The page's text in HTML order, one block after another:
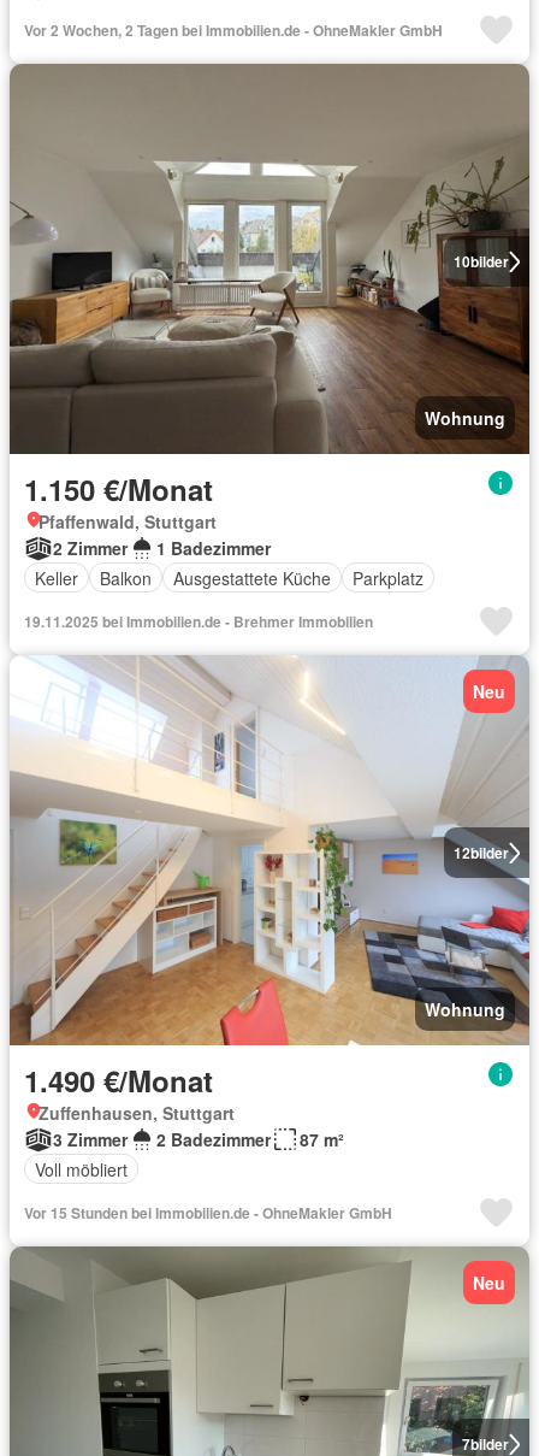
Vor 2 Wochen, 2 Tagen bei Immobilien.de - OhneMakler GmbH
10bilder
Wohnung
1.150 €/Monat
Pfaffenwald, Stuttgart
2 Zimmer
1 Badezimmer
Keller
Balkon Ausgestattete Küche Parkplatz
19.11.2025 bei Immobilien.de - Brehmer Immobilien
12bilder
Neu
Wohnung
1.490 €/Monat
Zuffenhausen, Stuttgart
3 Zimmer
2 Badezimmer
87 m²
Voll möbliert
Vor 15 Stunden bei Immobilien.de - OhneMakler GmbH
7bilder
Neu